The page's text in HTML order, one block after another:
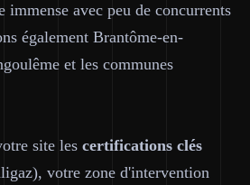
avec peu de concurrents
également Brantôme-en-
et les communes
site les certifications clés
votre zone d'intervention